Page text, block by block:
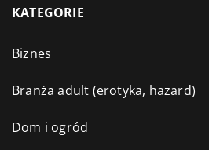
KATEGORIE
Biznes
Branża adult (erotyka, hazard)
Dom i ogród